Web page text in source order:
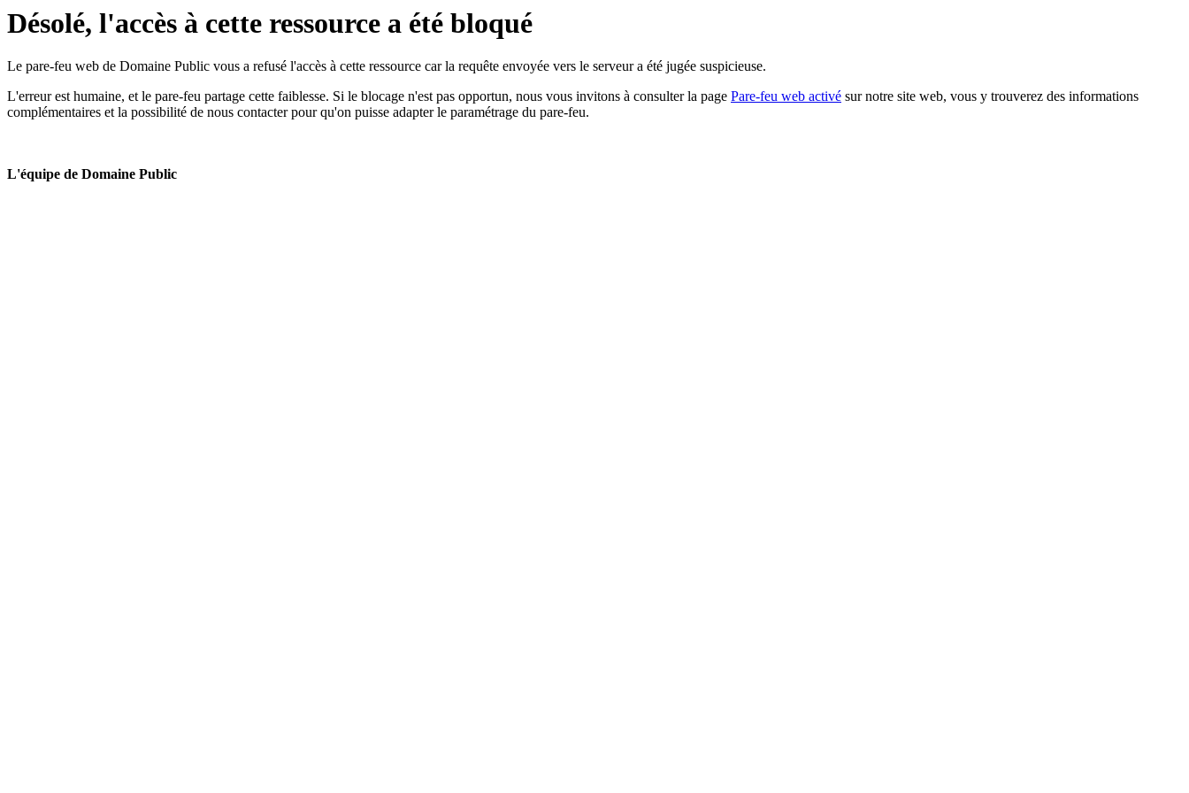
Désolé, l'accès à cette ressource a été bloqué
Le pare-feu web de Domaine Public vous a refusé l'accès à cette ressource car la requête envoyée vers le serveur a été jugée suspicieuse.
L'erreur est humaine, et le pare-feu partage cette faiblesse. Si le blocage n'est pas opportun, nous vous invitons à consulter la page Pare-feu web activé sur notre site web, vous y trouverez des informations
complémentaires et la possibilité de nous contacter pour qu'on puisse adapter le paramétrage du pare-feu.
L'équipe de Domaine Public